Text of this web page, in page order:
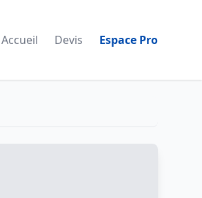
Accueil Devis Espace Pro